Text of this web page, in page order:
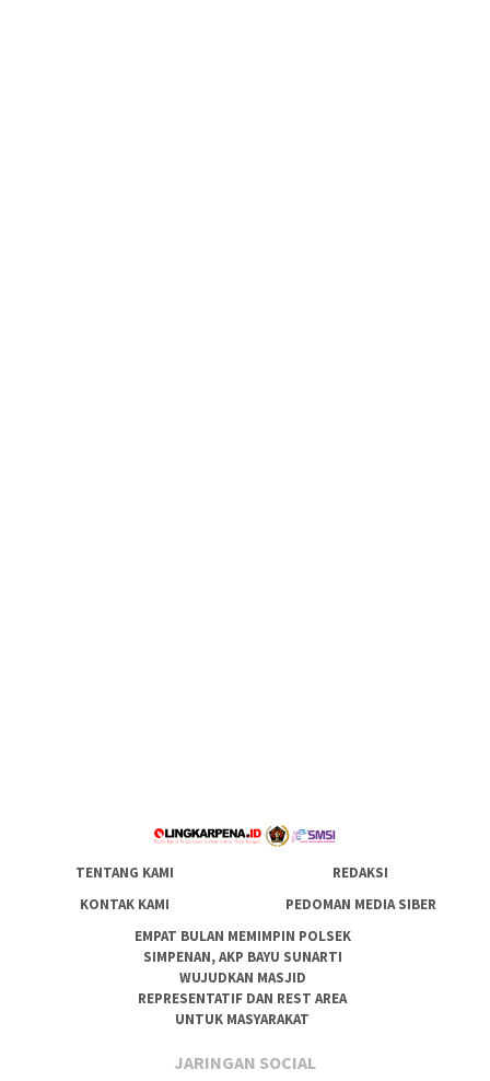
TENTANG KAMI
REDAKSI
KONTAK KAMI
PEDOMAN MEDIA SIBER
EMPAT BULAN MEMIMPIN POLSEK
SIMPENAN, AKP BAYU SUNARTI
WUJUDKAN MASJID
REPRESENTATIF DAN REST AREA
UNTUK MASYARAKAT
JARINGAN SOCIAL